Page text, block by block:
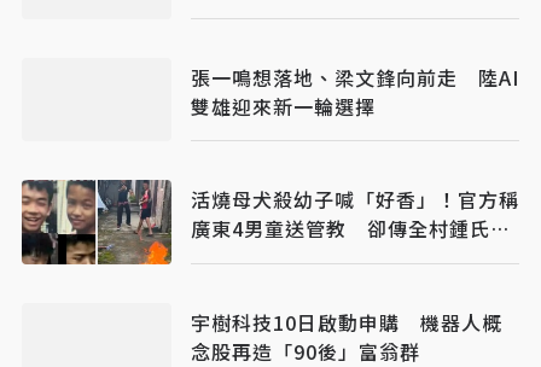
張一鳴想落地、梁文鋒向前走 陸AI
雙雄迎來新一輪選擇
活燒母犬殺幼子喊「好香」！官方稱
廣東4男童送管教 卻傳全村鍾氏封
村保護
宇樹科技10日啟動申購 機器人概
念股再造「90後」富翁群